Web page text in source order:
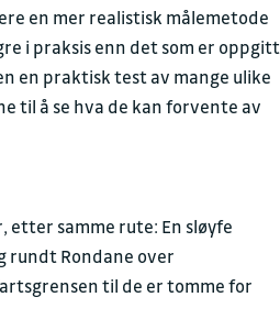
en mer realistisk målemetode
i praksis enn det som er oppgitt
en praktisk test av mange ulike
til å se hva de kan forvente av
samme rute: En sløyfe
rundt Rondane over
til de er tomme for